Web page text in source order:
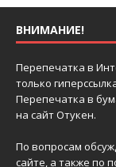
ВНИМАНИЕ!
Перепечатка в
только
Перепечатка в
на сайт Отукен.
По вопросам
сайте, а также по